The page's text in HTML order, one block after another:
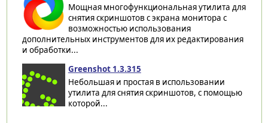
Мощная многофункциональная утилита для
снятия скриншотов с экрана монитора с
возможностью использования
дополнительных инструментов для их редактирования
и обработки...
Greenshot 1.3.315
Небольшая и простая в использовании
утилита для снятия скриншотов, с помощью
которой...